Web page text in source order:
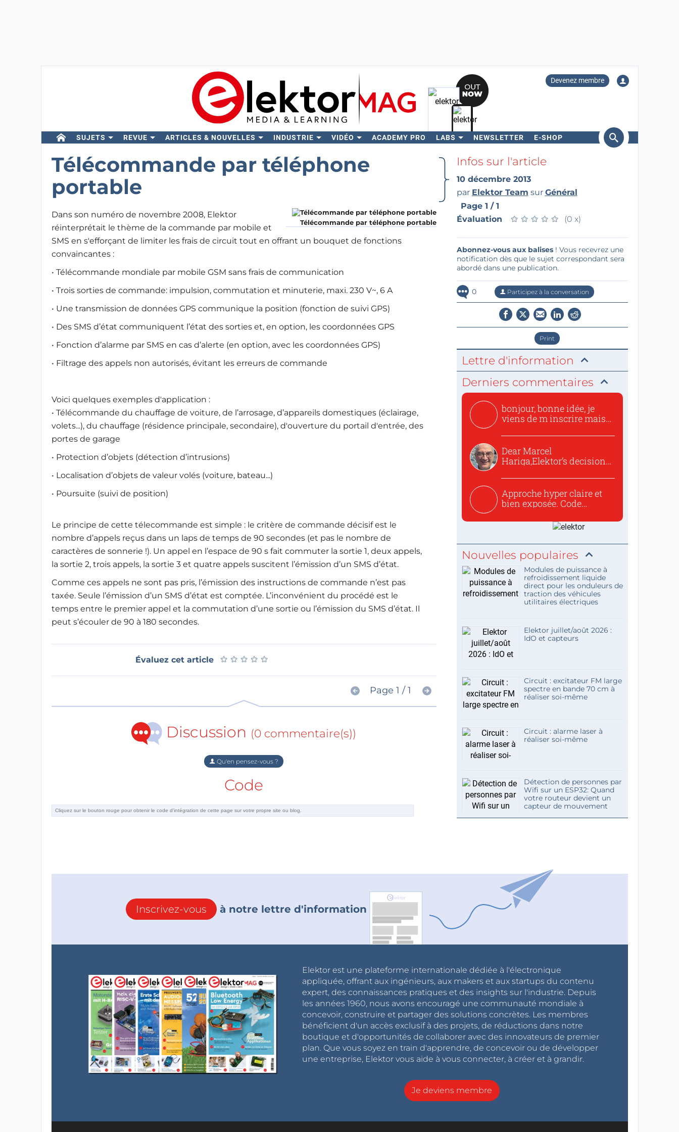
Devenez membre
SUJETS REVUE ARTICLES & NOUVELLES INDUSTRIE VIDÉO ACADEMY PRO LABS NEWSLETTER E-SHOP
Rechercher
Télécommande par téléphone
portable
Télécommande par téléphone portable
Dans son numéro de novembre 2008, Elektor
réinterprétait le thème de la commande par mobile et
SMS en s'efforçant de limiter les frais de circuit tout en offrant un bouquet de fonctions
convaincantes :
• Télécommande mondiale par mobile GSM sans frais de communication
• Trois sorties de commande: impulsion, commutation et minuterie, maxi. 230 V~, 6 A
• Une transmission de données GPS communique la position (fonction de suivi GPS)
• Des SMS d’état communiquent l’état des sorties et, en option, les coordonnées GPS
• Fonction d’alarme par SMS en cas d’alerte (en option, avec les coordonnées GPS)
• Filtrage des appels non autorisés, évitant les erreurs de commande
Voici quelques exemples d'application :
• Télécommande du chauffage de voiture, de l’arrosage, d’appareils domestiques (éclairage,
volets...), du chauffage (résidence principale, secondaire), d'ouverture du portail d'entrée, des
portes de garage
• Protection d’objets (détection d’intrusions)
• Localisation d’objets de valeur volés (voiture, bateau...)
• Poursuite (suivi de position)
Le principe de cette télecommande est simple : le critère de commande décisif est le
nombre d’appels reçus dans un laps de temps de 90 secondes (et pas le nombre de
caractères de sonnerie !). Un appel en l’espace de 90 s fait commuter la sortie 1, deux appels,
la sortie 2, trois appels, la sortie 3 et quatre appels suscitent l’émission d’un SMS d’état.
Comme ces appels ne sont pas pris, l’émission des instructions de commande n’est pas
taxée. Seule l’émission d’un SMS d’état est comptée. L’inconvénient du procédé est le
temps entre le premier appel et la commutation d’une sortie ou l’émission du SMS d’état. Il
peut s’écouler de 90 à 180 secondes.
Évaluez cet article ★ ★ ★ ★ ★
★ ★ ★ ★ ★
Page 1 / 1
Discussion (0 commentaire(s))
Qu'en pensez-vous ?
Code
Infos sur l'article
10 décembre 2013
par Elektor Team sur Général
Page 1 / 1
Évaluation
★ ★ ★ ★ ★
★ ★ ★ ★ ★ (0 x)
Abonnez-vous aux balises! Vous recevrez une
notification dès que le sujet correspondant sera
abordé dans une publication.
0 Participez à la conversation
Print
Lettre d'information
Derniers commentaires
bonjour, bonne idée, je
viens de m inscrire mais
Dear Marcel
Hariga,Elektor’s decision
Approche hyper claire et
bien exposée. Code
Nouvelles populaires
Modules de puissance à
refroidissement liquide
direct pour les onduleurs de
traction des véhicules
utilitaires électriques
Elektor juillet/août 2026 :
IdO et capteurs
Circuit : excitateur FM large
spectre en bande 70 cm à
réaliser soi-même
Circuit : alarme laser à
réaliser soi-même
Détection de personnes par
Wifi sur un ESP32: Quand
votre routeur devient un
capteur de mouvement
Inscrivez-vous à notre lettre d'information
Elektor est une plateforme internationale dédiée à l'électronique
appliquée, offrant aux ingénieurs, aux makers et aux startups du contenu
expert, des connaissances pratiques et des insights sur l'industrie. Depuis
les années 1960, nous avons encouragé une communauté mondiale à
concevoir, construire et partager des solutions concrètes. Les membres
bénéficient d'un accès exclusif à des projets, de réductions dans notre
boutique et d'opportunités de collaborer avec des innovateurs de premier
plan. Que vous soyez en train d'apprendre, de concevoir ou de développer
une entreprise, Elektor vous aide à vous connecter, à créer et à grandir.
Je deviens membre